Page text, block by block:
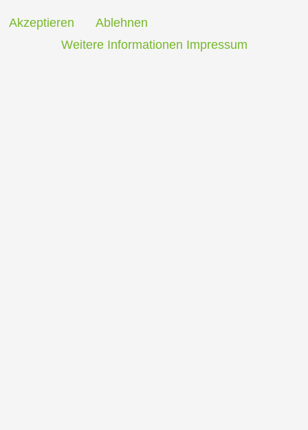
Akzeptieren
Ablehnen
Weitere Informationen Impressum